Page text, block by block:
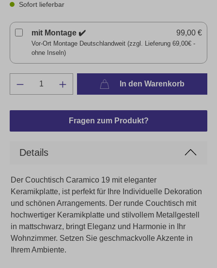
Sofort lieferbar
mit Montage ✔️
Vor-Ort Montage Deutschlandweit (zzgl. Lieferung 69,00€ -
ohne Inseln)
99,00 €
In den Warenkorb
Fragen zum Produkt?
Details
Der Couchtisch Caramico 19 mit eleganter
Keramikplatte, ist perfekt für Ihre Individuelle Dekoration
und schönen Arrangements. Der runde Couchtisch mit
hochwertiger Keramikplatte und stilvollem Metallgestell
in mattschwarz, bringt Eleganz und Harmonie in Ihr
Wohnzimmer. Setzen Sie geschmackvolle Akzente in
Ihrem Ambiente.